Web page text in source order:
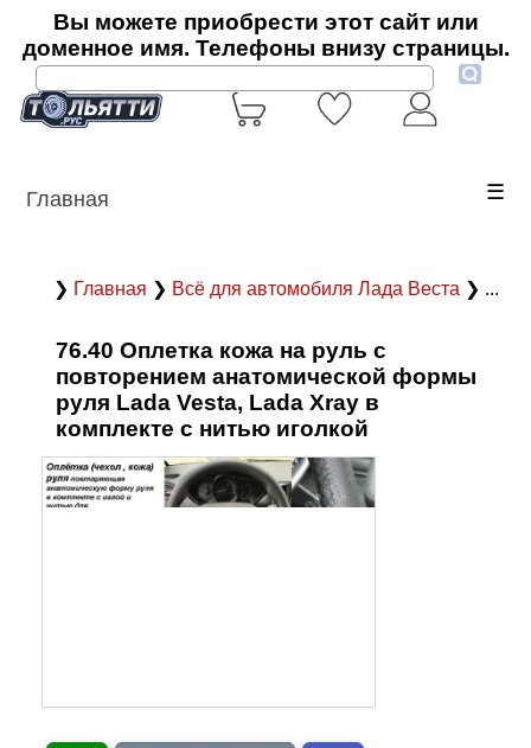
Вы можете приобрести этот сайт или
доменное имя. Телефоны внизу страницы.
Главная ☰
❯ Главная ❯ Всё для автомобиля Лада Веста ❯ ...
76.40 Оплетка кожа на руль с
повторением анатомической формы
руля Lada Vesta, Lada Xray в
комплекте с нитью иголкой